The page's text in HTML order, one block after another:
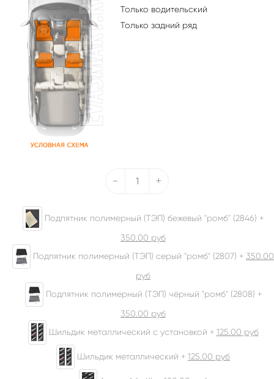
Только водительский
Только задний ряд
- +
Подпятник полимерный (ТЭП) бежевый "ромб" (2846) +
350.00 руб
Подпятник полимерный (ТЭП) серый "ромб" (2807) + 350.00
руб
Подпятник полимерный (ТЭП) чёрный "ромб" (2808) +
350.00 руб
Шильдик металлический с установкой + 125.00 руб
Шильдик металлический + 125.00 руб